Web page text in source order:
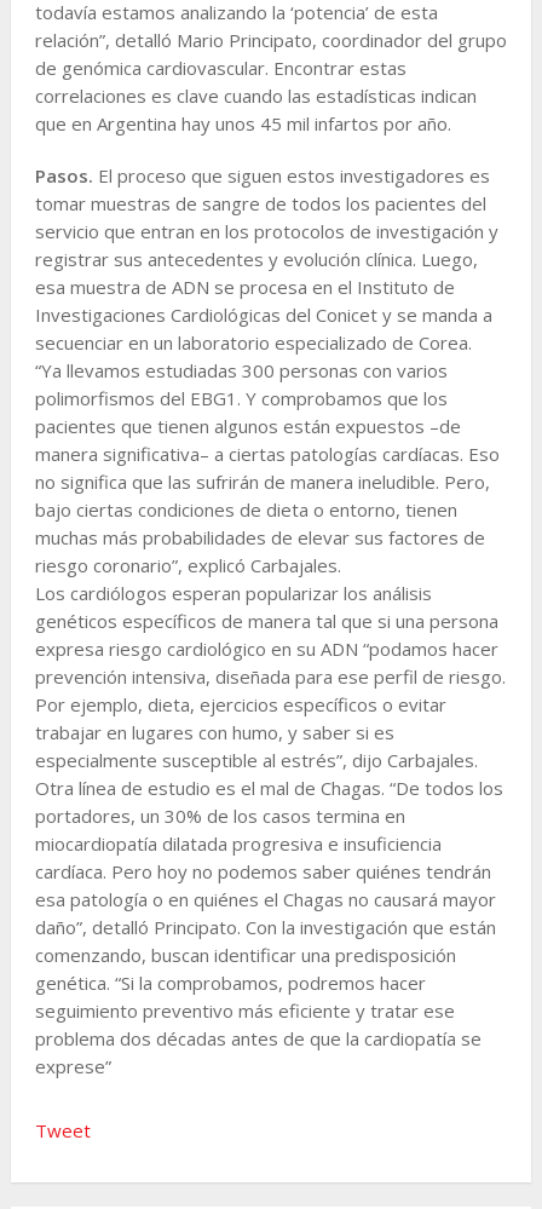
todavía estamos analizando la ‘potencia’ de esta
relación”, detalló Mario Principato, coordinador del grupo
de genómica cardiovascular. Encontrar estas
correlaciones es clave cuando las estadísticas indican
que en Argentina hay unos 45 mil infartos por año.
Pasos. El proceso que siguen estos investigadores es
tomar muestras de sangre de todos los pacientes del
servicio que entran en los protocolos de investigación y
registrar sus antecedentes y evolución clínica. Luego,
esa muestra de ADN se procesa en el Instituto de
Investigaciones Cardiológicas del Conicet y se manda a
secuenciar en un laboratorio especializado de Corea.
“Ya llevamos estudiadas 300 personas con varios
polimorfismos del EBG1. Y comprobamos que los
pacientes que tienen algunos están expuestos –de
manera significativa– a ciertas patologías cardíacas. Eso
no significa que las sufrirán de manera ineludible. Pero,
bajo ciertas condiciones de dieta o entorno, tienen
muchas más probabilidades de elevar sus factores de
riesgo coronario”, explicó Carbajales.
Los cardiólogos esperan popularizar los análisis
genéticos específicos de manera tal que si una persona
expresa riesgo cardiológico en su ADN “podamos hacer
prevención intensiva, diseñada para ese perfil de riesgo.
Por ejemplo, dieta, ejercicios específicos o evitar
trabajar en lugares con humo, y saber si es
especialmente susceptible al estrés”, dijo Carbajales.
Otra línea de estudio es el mal de Chagas. “De todos los
portadores, un 30% de los casos termina en
miocardiopatía dilatada progresiva e insuficiencia
cardíaca. Pero hoy no podemos saber quiénes tendrán
esa patología o en quiénes el Chagas no causará mayor
daño”, detalló Principato. Con la investigación que están
comenzando, buscan identificar una predisposición
genética. “Si la comprobamos, podremos hacer
seguimiento preventivo más eficiente y tratar ese
problema dos décadas antes de que la cardiopatía se
exprese”
Tweet